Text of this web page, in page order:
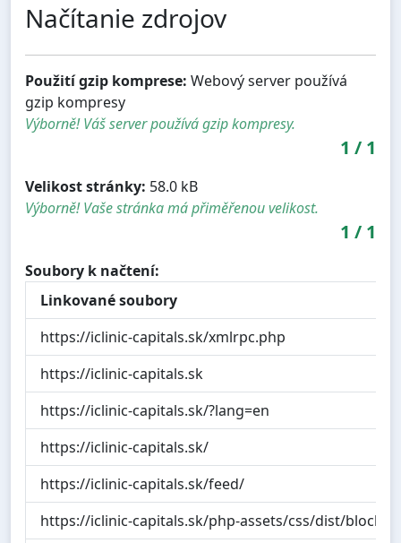
Načítanie zdrojov
Použití gzip komprese: Webový server používá
gzip kompresy
Výborně! Váš server používá gzip kompresy.
1 / 1
Velikost stránky: 58.0 kB
Výborně! Vaše stránka má přiměřenou velikost.
1 / 1
Soubory k načtení:
Linkované soubory
https://iclinic-capitals.sk/xmlrpc.php
https://iclinic-capitals.sk
https://iclinic-capitals.sk/?lang=en
https://iclinic-capitals.sk/
https://iclinic-capitals.sk/feed/
https://iclinic-capitals.sk/php-assets/css/dist/block-